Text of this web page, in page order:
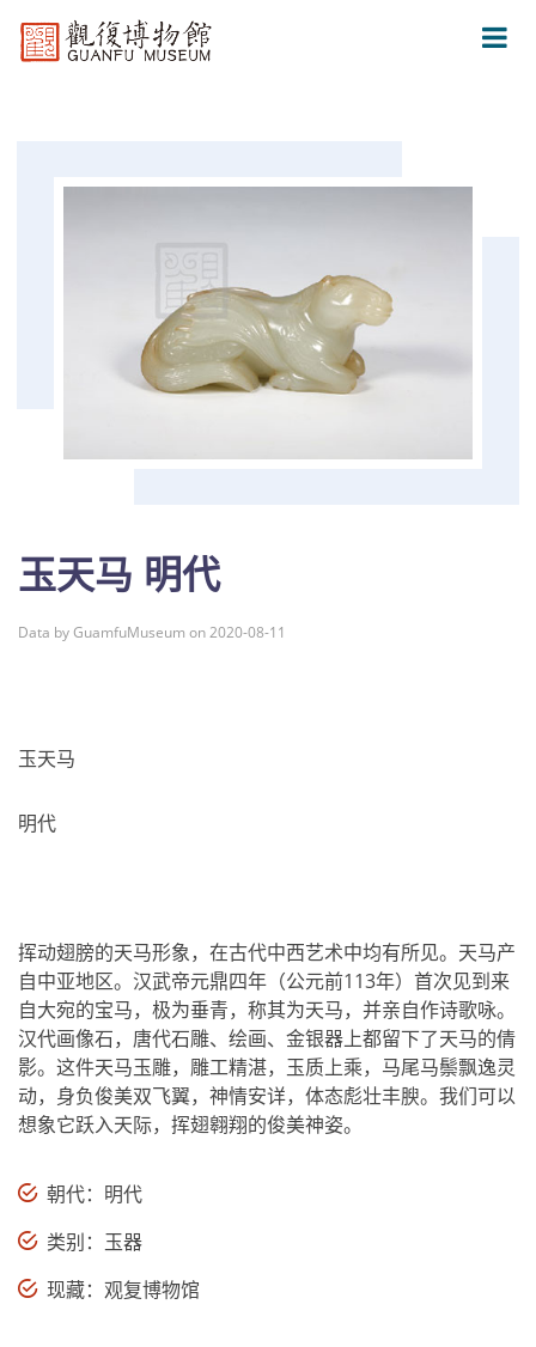
玉天马 明代
Data by GuamfuMuseum on 2020-08-11
玉天马
明代
挥动翅膀的天马形象，在古代中西艺术中均有所见。天马产
自中亚地区。汉武帝元鼎四年（公元前113年）首次见到来
自大宛的宝马，极为垂青，称其为天马，并亲自作诗歌咏。
汉代画像石，唐代石雕、绘画、金银器上都留下了天马的倩
影。这件天马玉雕，雕工精湛，玉质上乘，马尾马鬃飘逸灵
动，身负俊美双飞翼，神情安详，体态彪壮丰腴。我们可以
想象它跃入天际，挥翅翱翔的俊美神姿。
朝代：明代
类别：玉器
现藏：观复博物馆